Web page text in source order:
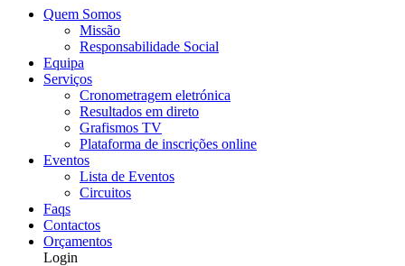
Quem Somos
Missão
Responsabilidade Social
Equipa
Serviços
Cronometragem eletrónica
Resultados em direto
Grafismos TV
Plataforma de inscrições online
Eventos
Lista de Eventos
Circuitos
Faqs
Contactos
Orçamentos
Login